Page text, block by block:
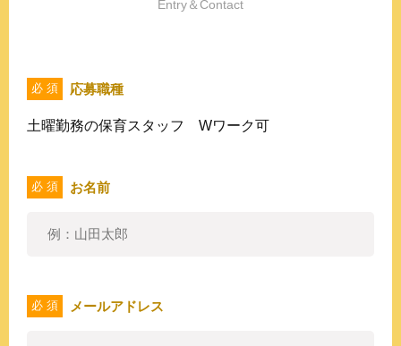
Entry＆Contact
必 須 応募職種
土曜勤務の保育スタッフ Wワーク可
必 須 お名前
必 須 メールアドレス